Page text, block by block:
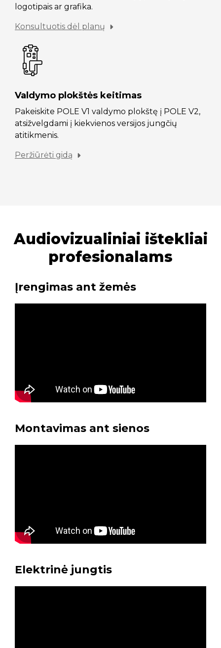
logotipais ar grafika.
Konsultuotis dėl planų
Valdymo plokštės keitimas
Pakeiskite POLE V1 valdymo plokštę į POLE V2,
atsižvelgdami į kiekvienos versijos jungčių
atitikmenis.
Peržiūrėti gidą
Audiovizualiniai ištekliai
profesionalams
Įrengimas ant žemės
Montavimas ant sienos
Elektrinė jungtis